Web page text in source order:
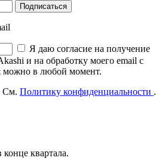
Подписаться
Я даю согласие на получение
и на обработку моего email с
можно в любой момент.
См. Политику конфиденциальности .
квартала.